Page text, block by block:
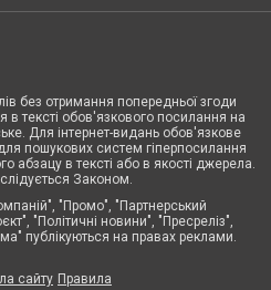
без отримання попередньої згоди
тексті обов'язкового посилання на
Для інтернет-видань обов'язкове
пошукових систем гіперпосилання
абзацу в тексті або в якості джерела.
Законом.
"Промо", "Партнерський
"Політичні новини", "Пресреліз",
публікуються на правах реклами.
сайту Правила